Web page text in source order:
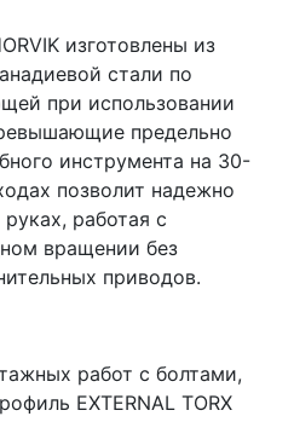
изготовлены из
стали по
при использовании
предельно
инструмента на 30-
позволит надежно
работая с
вращении без
приводов.
работ с болтами,
EXTERNAL TORX